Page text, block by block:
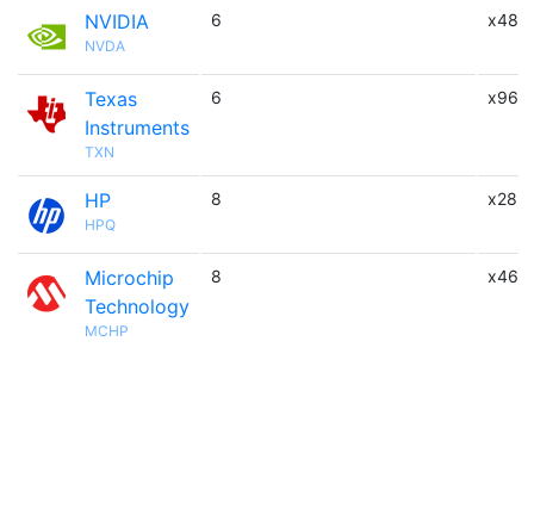
NVIDIA
NVDA
6 x480
Texas
Instruments
TXN
6 x96
HP
HPQ
8 x282
Microchip
Technology
MCHP
8 x46